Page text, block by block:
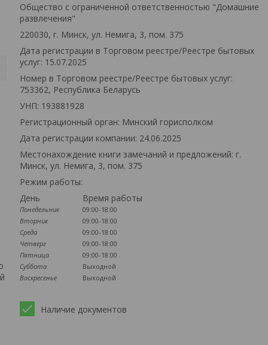
Общество с ограниченной ответственностью "Домашние
развлечения"
220030, г. Минск, ул. Немига, 3, пом. 375
Дата регистрации в Торговом реестре/Реестре бытовых
услуг: 15.07.2025
Номер в Торговом реестре/Реестре бытовых услуг:
753362, Республика Беларусь
УНП: 193881928
Регистрационный орган: Минский горисполком
Дата регистрации компании: 24.06.2025
Местонахождение книги замечаний и предложений: г.
Минск, ул. Немига, 3, пом. 375
Режим работы:
День
Время работы
Понедельник
09:00-18:00
Вторник
09:00-18:00
Среда
09:00-18:00
Четверг
09:00-18:00
Пятница
09:00-18:00
Суббота
Выходной
Воскресенье
Выходной
Наличие документов